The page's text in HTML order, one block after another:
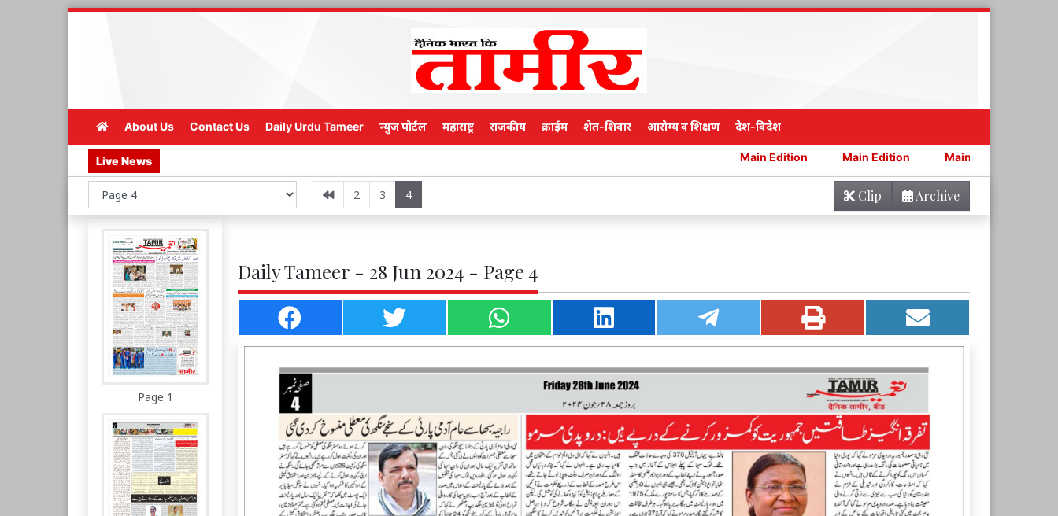
About Us Contact Us Daily Urdu Tameer न्युज पोर्टल महाराष्ट्र राजकीय क्राईम शेत-शिवार आरोग्य व शिक्षण देश-विदेश
Live News Main Edition Main Edition
2 3 4 Archive
Clip
Page 1
Daily Tameer - 28 Jun 2024 - Page 4